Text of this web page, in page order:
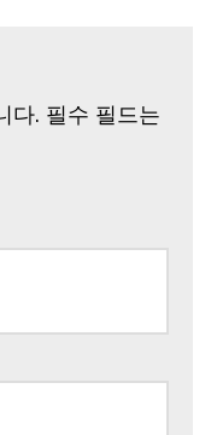
다. 필수 필드는